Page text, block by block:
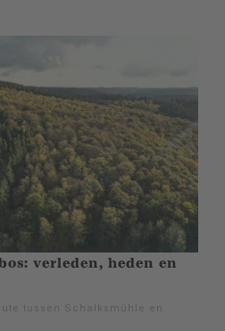
verleden, heden en
tussen Schalksmühle en